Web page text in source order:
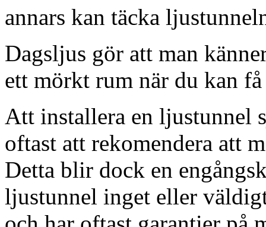
annars kan täcka
Dagsljus gör att man
ett mörkt rum när du kan
Att installera en ljustunnel
oftast att rekomendera att
Detta blir dock en
ljustunnel inget eller